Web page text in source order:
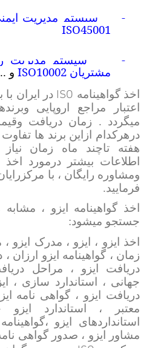
-
سیستم مدیریت
ISO45001
-
سیستم مدیریت
مشتریان ISO10002 و
اخذ گواهینامه ISO در ایران
اعتبار مراجع اروپایی
میگردد . زمان دریافت
درهرکدام ازاین برند ها
هفته تاچند ماه زمان
اطلاعات بیشتر درمورد اخذ
ومشاوره رایگان ، با
فرمایید.
اخذ گواهینامه ایزو ، مشابه
جستجو میشود:
اخذ ایزو ، ایزو ، مدرک ایزو
زمان ، گواهینامه ایزو ارزان
دریافت ایزو ، مراحل
جهانی ، استاندارد سازی ،
دریافت ایزو ، گواهی نامه
معتبر ، استاندارد
استانداردهای ایزو
مشاور ایزو ، صدور گواهی